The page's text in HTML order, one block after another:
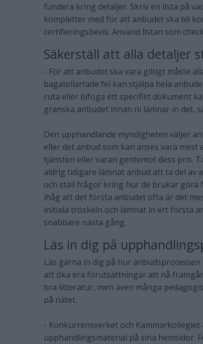
fundera kring detaljer. Skriv en lista på
kompletter med för att anbudet ska bli
certifieringsbevis. Använd listan som
Säkerställ att alla detaljer
- För att anbudet ska vara giltigt måste
bagatellartade fel kan stjälpa hela
ruta eller bifoga ett specifikt dokument
granska anbudet innan ni lämnar in det,
Den upphandlande myndigheten väljer
eller det anbud som kan anses vara
tjänsten eller varan gentemot dess pris.
aldrig tidigare lämnat anbud att ta del av
och ställ frågor kring hur de brukar
ihåg att det första anbudet ofta är det
initiala tröskeln och lämnat in ert första
snabbare nästa gång.
Läs in dig på
Läs gärna in dig på hur
att öka era förutsättningar att nå
bra litteratur, men även många
på nätet.
- Konkurrensverket och
upphandlingsmaterial på sina hemsidor.